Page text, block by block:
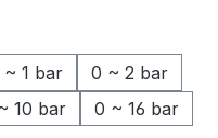
~ 1 bar
0 ~ 2 bar
10 bar
0 ~ 16 bar